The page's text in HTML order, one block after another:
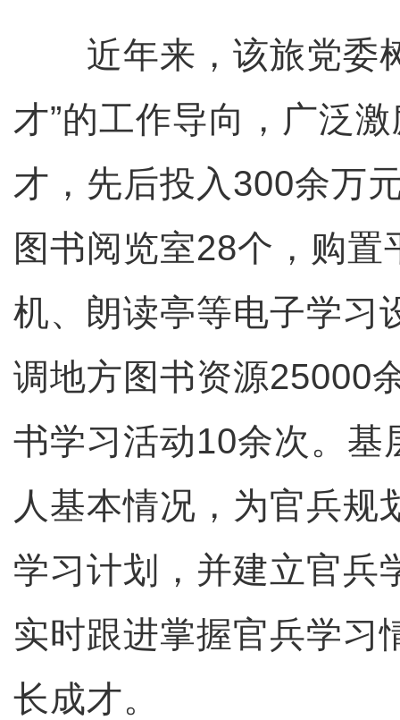
近年来，该旅党委
才”的工作导向，广泛
才，先后投入300余万
图书阅览室28个，购置
机、朗读亭等电子学习
调地方图书资源25000
书学习活动10余次。基
人基本情况，为官兵规
学习计划，并建立官兵
实时跟进掌握官兵学习
长成才。